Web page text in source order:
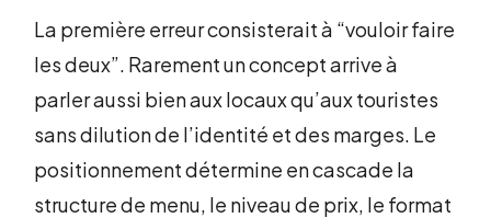
La première erreur consisterait à “vouloir faire
les deux”. Rarement un concept arrive à
parler aussi bien aux locaux qu’aux touristes
sans dilution de l’identité et des marges. Le
positionnement détermine en cascade la
structure de menu, le niveau de prix, le format